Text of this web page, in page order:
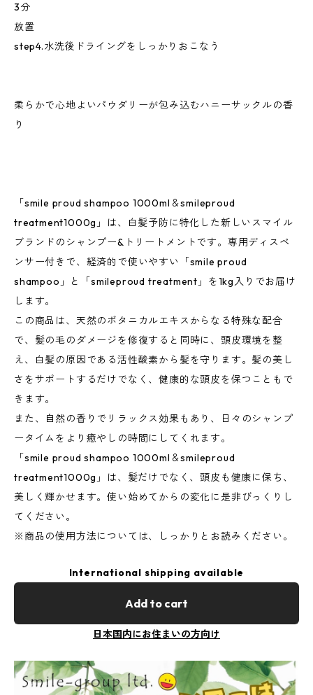
3分
放置
step4.水洗後ドライングをしっかりおこなう
柔らかで心地よいパウダリーが包み込むハニーサックルの香
り
「smile proud shampoo 1000ml＆smileproud
treatment1000g」は、白髪予防に特化した新しいスマイル
ブランドのシャンプー&トリートメントです。専用ディスペ
ンサー付きで、経済的で使いやすい「smile proud
shampoo」と「smileproud treatment」を1kg入りでお届け
します。
この商品は、天然のボタニカルエキスからなる特殊な配合
で、髪の毛のダメージを修復すると同時に、頭皮環境を整
え、白髪の原因である活性酸素から髪を守ります。髪の美し
さをサポートするだけでなく、健康的な頭皮を保つこともで
きます。
また、自然の香りでリラックス効果もあり、日々のシャンプ
ータイムをより癒やしの時間にしてくれます。
「smile proud shampoo 1000ml＆smileproud
treatment1000g」は、髪だけでなく、頭皮も健康に保ち、
美しく輝かせます。使い始めてからの変化に是非びっくりし
てください。
※商品の使用方法については、しっかりとお読みください。
International shipping available
Add to cart
日本国内にお住まいの方向け